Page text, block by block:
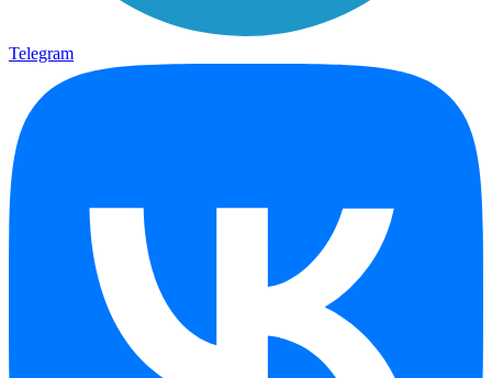
Telegram